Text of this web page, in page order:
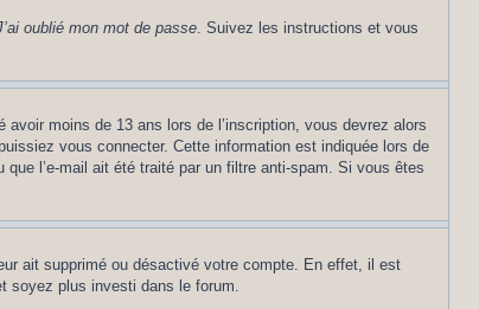
oublié mon mot de passe. Suivez les instructions et vous
moins de 13 ans lors de l’inscription, vous devrez alors
vous connecter. Cette information est indiquée lors de
l’e-mail ait été traité par un filtre anti-spam. Si vous êtes
ait supprimé ou désactivé votre compte. En effet, il est
soyez plus investi dans le forum.